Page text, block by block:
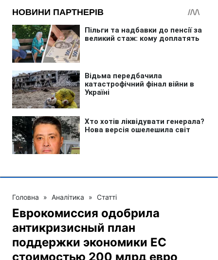
Головна » Аналітика » Статті
Еврокомиссия одобрила
антикризисный план
поддержки экономики ЕС
стоимостью 200 млрд евро